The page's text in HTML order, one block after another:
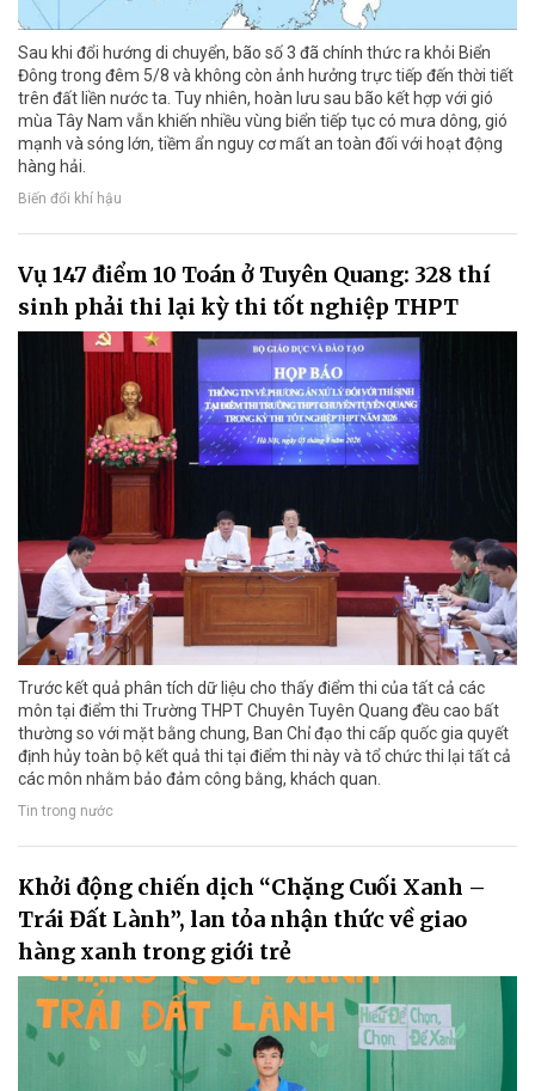
Sau khi đổi hướng di chuyển, bão số 3 đã chính thức ra khỏi Biển
Đông trong đêm 5/8 và không còn ảnh hưởng trực tiếp đến thời tiết
trên đất liền nước ta. Tuy nhiên, hoàn lưu sau bão kết hợp với gió
mùa Tây Nam vẫn khiến nhiều vùng biển tiếp tục có mưa dông, gió
mạnh và sóng lớn, tiềm ẩn nguy cơ mất an toàn đối với hoạt động
hàng hải.
Biến đổi khí hậu
Vụ 147 điểm 10 Toán ở Tuyên Quang: 328 thí
sinh phải thi lại kỳ thi tốt nghiệp THPT
Trước kết quả phân tích dữ liệu cho thấy điểm thi của tất cả các
môn tại điểm thi Trường THPT Chuyên Tuyên Quang đều cao bất
thường so với mặt bằng chung, Ban Chỉ đạo thi cấp quốc gia quyết
định hủy toàn bộ kết quả thi tại điểm thi này và tổ chức thi lại tất cả
các môn nhằm bảo đảm công bằng, khách quan.
Tin trong nước
Khởi động chiến dịch “Chặng Cuối Xanh –
Trái Đất Lành”, lan tỏa nhận thức về giao
hàng xanh trong giới trẻ